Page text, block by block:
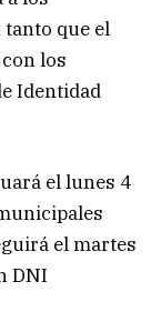
tanto que el
los
Identidad
el lunes 4
el martes
DNI